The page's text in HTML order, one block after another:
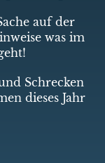
auf der
was im
Schrecken
dieses Jahr